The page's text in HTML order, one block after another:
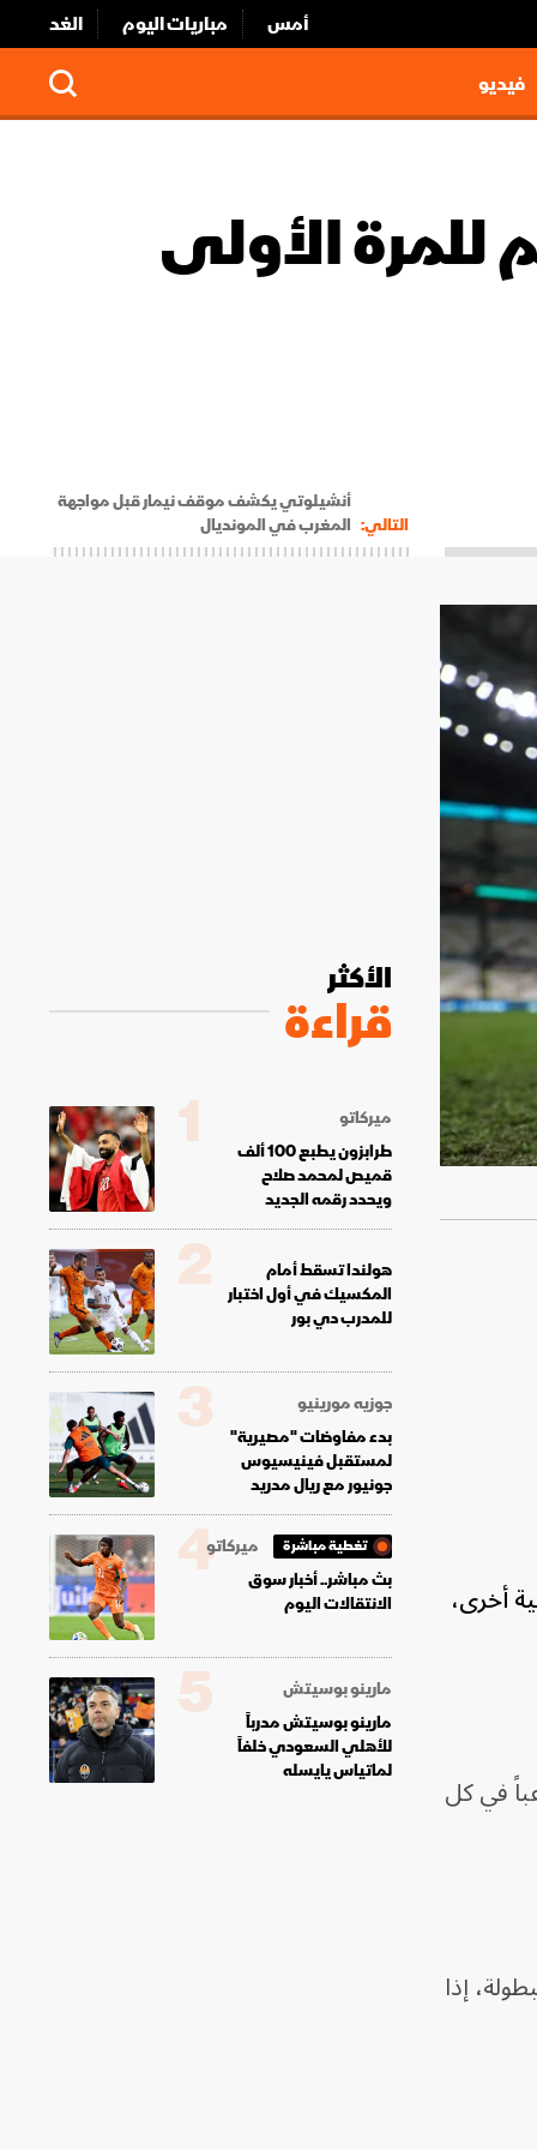
أمس مباريات اليوم
الغد
فيديو
للمرة الأولى
التالي:
أنشيلوتي يكشف موقف نيمار قبل مواجهة
المغرب في المونديال
أخرى،
يمثلون 48 منتخباً، بمعدل 26 لاعباً في كل
إذا
الأكثر
قراءة
ميركاتو
طرابزون يطبع 100 ألف
قميص لمحمد صلاح
ويحدد رقمه الجديد
1
هولندا تسقط أمام
المكسيك في أول اختبار
للمدرب دي بور
2
جوزيه مورينيو
بدء مفاوضات "مصيرية"
لمستقبل فينيسيوس
جونيور مع ريال مدريد
3
تغطية مباشرة
ميركاتو
بث مباشر.. أخبار سوق
الانتقالات اليوم
4
مارينو بوسيتش
مارينو بوسيتش مدرباً
للأهلي السعودي خلفاً
لماتياس يايسله
5